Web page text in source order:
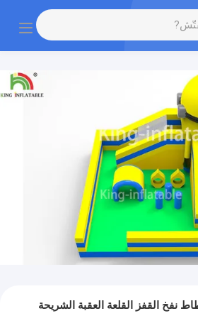
نفخ القفز القلعة العقبة الشريحة